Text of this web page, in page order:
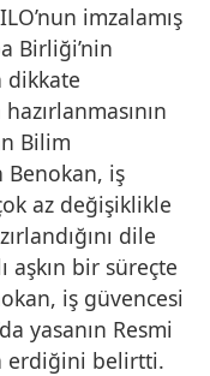
imzalamış
Birliği’nin
dikkate
Bilim
iş
az değişiklikle
dile
aşkın bir süreçte
iş güvencesi
yasanın Resmi
erdiğini belirtti.